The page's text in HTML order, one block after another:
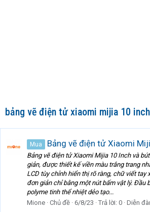
bảng vẽ điện tử xiaomi mijia 10 inch
Mua Bảng vẽ điện tử Xiaomi
Bảng vẽ điện tử Xiaomi Mijia 10 Inch và
giản, được thiết kế viền màu trắng trang
LCD tùy chỉnh hiển thị rõ ràng, chữ viết tay
đơn giản chỉ bằng một nút bấm vật lý. Đầu
polyme tinh thể nhiệt dẻo tạo...
Mione Chủ đề 6/8/23 Trả lời: 0 Diễn